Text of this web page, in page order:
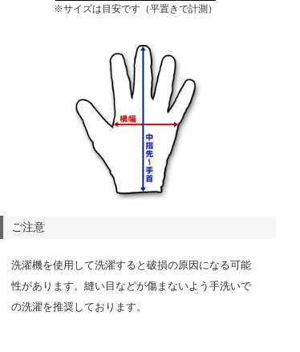
※サイズは目安です（平置きで計測）
ご注意
洗濯機を使用して洗濯すると破損の原因になる可能
性があります。縫い目などが傷まないよう手洗いで
の洗濯を推奨しております。